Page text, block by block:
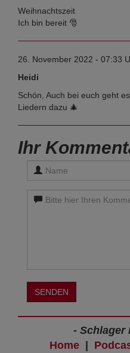
Weihnachtszeit
Ich bin bereit 🎅
26. November 2022 - 07:33
Heidi
Schön, Auch bei euch geht
Liedern dazu 🎄
Ihr
SENDEN
- Schlager
Home|